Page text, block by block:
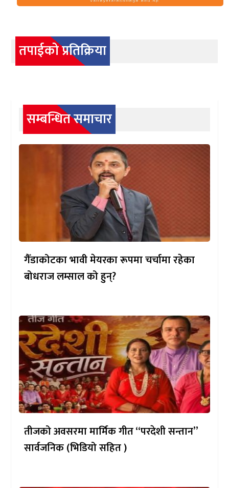
तपाईको प्रतिक्रिया
सम्बन्धित समाचार
गैँडाकोटका भावी मेयरका रूपमा चर्चामा रहेका
बोधराज लम्साल को हुन्?
तीजको अवसरमा मार्मिक गीत “परदेशी सन्तान”
सार्वजनिक (भिडियो सहित )